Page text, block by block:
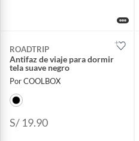
ROADTRIP
Antifaz de viaje para dormir
tela suave negro
Por COOLBOX
S/ 19.90